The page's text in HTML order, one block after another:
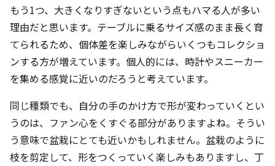
もう1つ、大きくなりすぎないという点もハマる人が多い
理由だと思います。テーブルに乗るサイズ感のまま長く育
てられるため、個体差を楽しみながらいくつもコレクショ
ンする方が増えています。個人的には、時計やスニーカー
を集める感覚に近いのだろうと考えています。
同じ種類でも、自分の手のかけ方で形が変わっていくとい
うのは、ファン心をくすぐる部分がありますよね。そうい
う意味で盆栽にとても近いかもしれません。盆栽のように
枝を剪定して、形をつくっていく楽しみもありますし、丁